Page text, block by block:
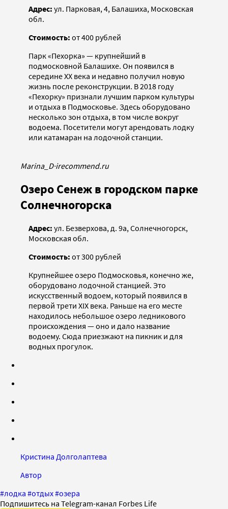
Адрес: ул. Парковая, 4, Балашиха, Московская
обл.
Стоимость: от 400 рублей
Парк «Пехорка» — крупнейший в
подмосковной Балашихе. Он появился в
середине ХХ века и недавно получил новую
жизнь после реконструкции. В 2018 году
«Пехорку» признали лучшим парком культуры
и отдыха в Подмосковье. Здесь оборудовано
несколько зон отдыха, в том числе вокруг
водоема. Посетители могут арендовать лодку
или катамаран на лодочной станции.
Marina_D·irecommend.ru
Озеро Сенеж в городском парке
Солнечногорска
Адрес: ул. Безверхова, д. 9а, Солнечногорск,
Московская обл.
Стоимость: от 300 рублей
Крупнейшее озеро Подмосковья, конечно же,
оборудовано лодочной станцией. Это
искусственный водоем, который появился в
первой трети XIX века. Раньше на его месте
находилось небольшое озеро ледникового
происхождения — оно и дало название
водоему. Сюда приезжают на пикник и для
водных прогулок.
Кристина Долголаптева
Автор
#лодка #отдых#озера
Подпишитесь на Telegram-канал Forbes Life